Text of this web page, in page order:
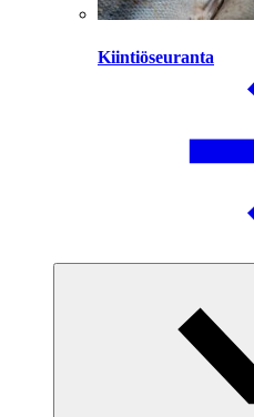
Kiintiöseuranta